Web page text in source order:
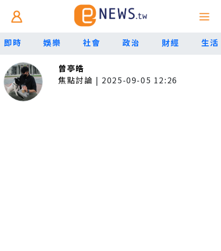
即時 娛樂 社會 政治 財經 生活
曾亭皓
焦點討論 | 2025-09-05 12:26